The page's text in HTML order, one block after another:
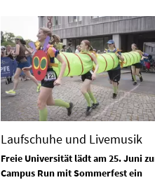
Laufschuhe und Livemusik
Freie Universität lädt am 25. Juni
Campus Run mit Sommerfest ein